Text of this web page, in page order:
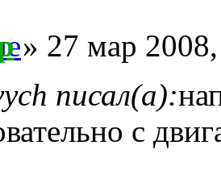
» 27 мар
писал(а):
с